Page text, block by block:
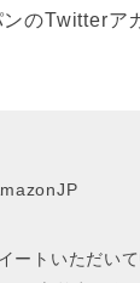
のTwitterア
ートいただいて